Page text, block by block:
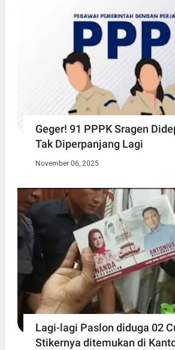
Geger! 91 PPPK Sragen
Tak Diperpanjang Lagi
November 06, 2025
Lagi-lagi Paslon diduga 02
Stikernya ditemukan di